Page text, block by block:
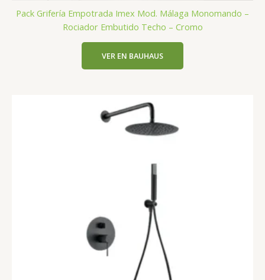
Pack Grifería Empotrada Imex Mod. Málaga Monomando –
Rociador Embutido Techo – Cromo
VER EN BAUHAUS